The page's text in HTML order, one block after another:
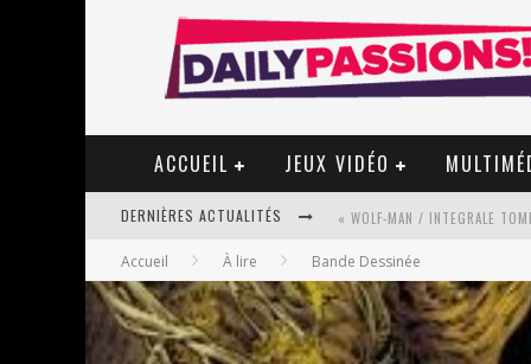
ACCUEIL JEUX VIDÉO
DERNIÈRES ACTUALITÉS « WOLF-MAN / INTEGRALE
« MON VILLAGE RÉVOLTÉ » -
Accueil À lire Bande Dessinée